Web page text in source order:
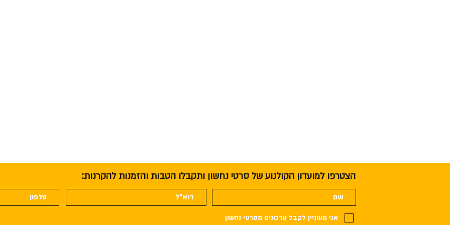
הצטרפו למועדון הקולנוע של סרטי נחשון ותקבלו הטבות והזמנות להקרנות:
אני מעוניין לקבל עדכונים מסרטי נחשון